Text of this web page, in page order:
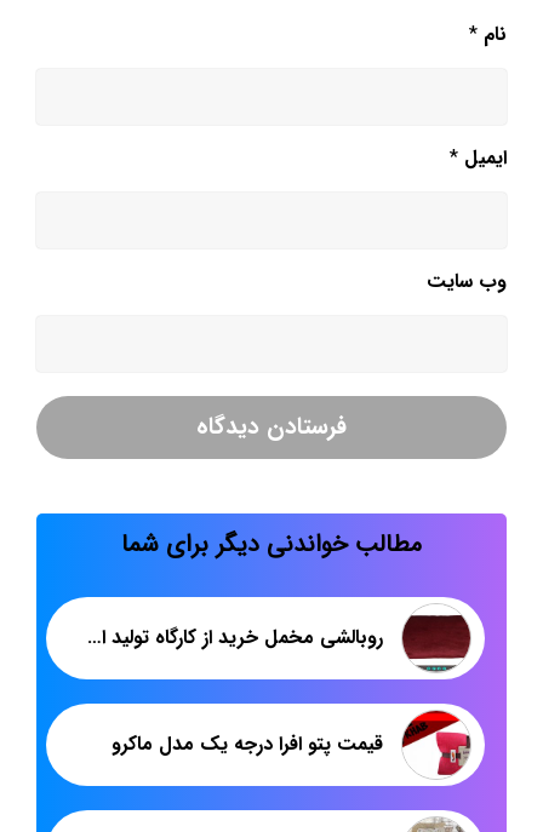
نام *
ایمیل *
وب‌ سایت
مطالب خواندنی دیگر برای شما
روبالشی مخمل خرید از کارگاه تولید اصفهان
قیمت پتو افرا درجه یک مدل ماکرو